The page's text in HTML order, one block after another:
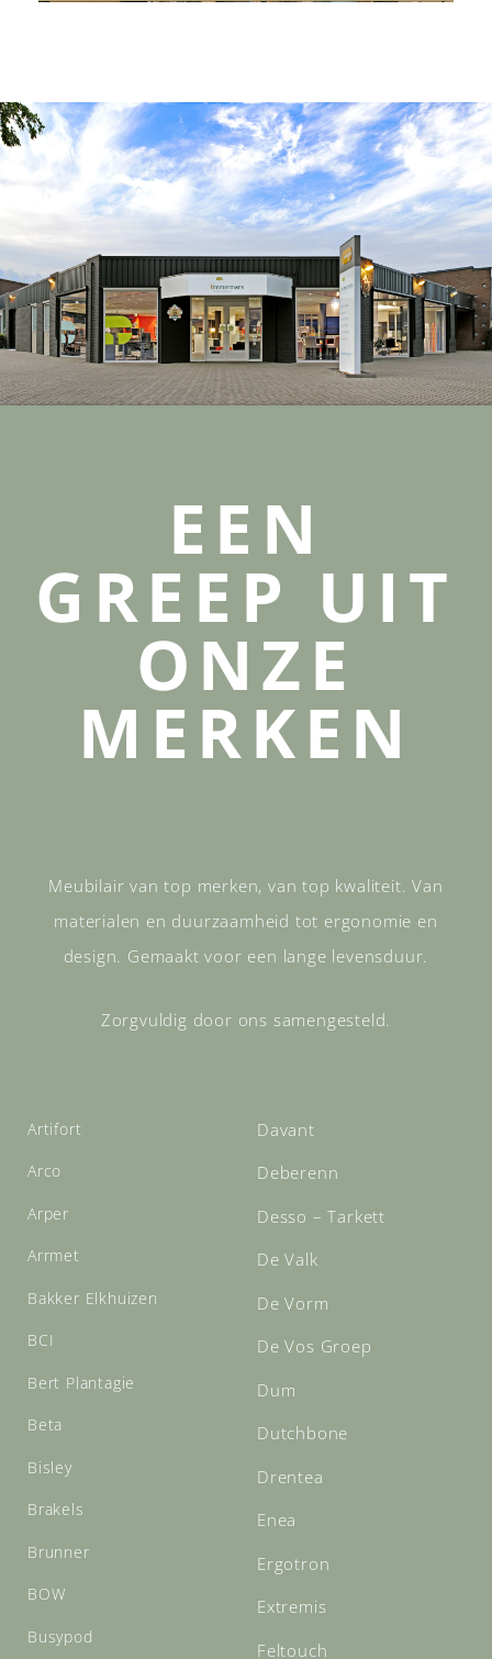
EEN
GREEP UIT
ONZE
MERKEN
Meubilair van top merken, van top kwaliteit. Van
materialen en duurzaamheid tot ergonomie en
design. Gemaakt voor een lange levensduur.
Zorgvuldig door ons samengesteld.
Artifort
Arco
Arper
Arrmet
Bakker Elkhuizen
BCI
Bert Plantagie
Beta
Bisley
Brakels
Brunner
BOW
Busypod
Davant
Deberenn
Desso – Tarkett
De Valk
De Vorm
De Vos Groep
Dum
Dutchbone
Drentea
Enea
Ergotron
Extremis
Feltouch